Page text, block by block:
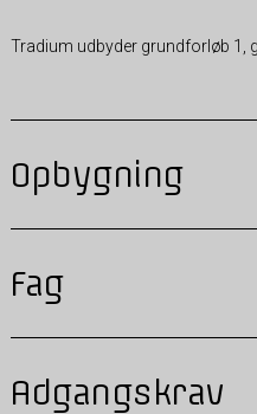
Tradium udbyder grundforløb 1,
Opbygning
Fag
Adgangskrav